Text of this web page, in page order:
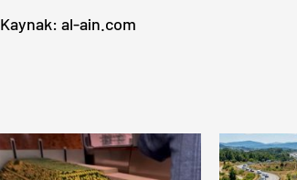
Kaynak: al-ain.com